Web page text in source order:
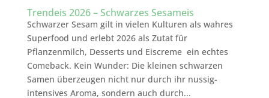
Trendeis 2026 – Schwarzes Sesameis
Schwarzer Sesam gilt in vielen Kulturen als wahres
Superfood und erlebt 2026 als Zutat für
Pflanzenmilch, Desserts und Eiscreme ein echtes
Comeback. Kein Wunder: Die kleinen schwarzen
Samen überzeugen nicht nur durch ihr nussig-
intensives Aroma, sondern auch durch...